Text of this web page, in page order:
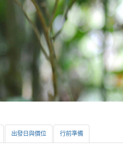
出發日與價位 行前準備